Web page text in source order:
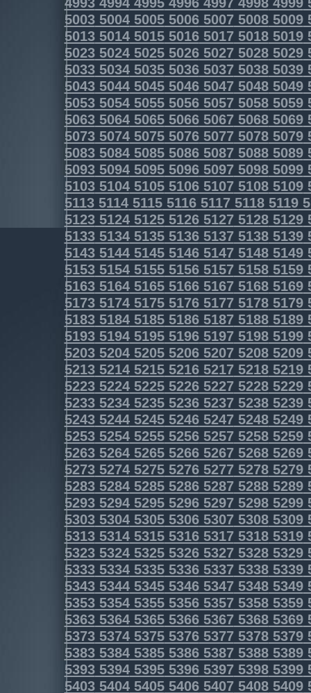
5003500450055006500750085009
5013501450155016501750185019
5023502450255026502750285029
5033503450355036503750385039
5043504450455046504750485049
5053505450555056505750585059
5063506450655066506750685069
5073507450755076507750785079
5083508450855086508750885089
5093509450955096509750985099
5103510451055106510751085109
5113511451155116511751185119
5123512451255126512751285129
5133513451355136513751385139
5143514451455146514751485149
5153515451555156515751585159
5163516451655166516751685169
5173517451755176517751785179
5183518451855186518751885189
5193519451955196519751985199
5203520452055206520752085209
5213521452155216521752185219
5223522452255226522752285229
5233523452355236523752385239
5243524452455246524752485249
5253525452555256525752585259
5263526452655266526752685269
5273527452755276527752785279
5283528452855286528752885289
5293529452955296529752985299
5303530453055306530753085309
5313531453155316531753185319
5323532453255326532753285329
5333533453355336533753385339
5343534453455346534753485349
5353535453555356535753585359
5363536453655366536753685369
5373537453755376537753785379
5383538453855386538753885389
5393539453955396539753985399
5403540454055406540754085409